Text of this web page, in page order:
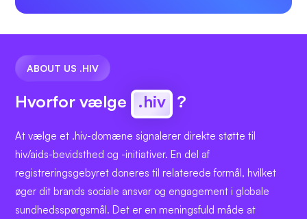
ABOUT US .HIV
Hvorfor vælge .hiv ?
At vælge et .hiv-domæne signalerer direkte støtte til
hiv/aids-bevidsthed og -initiativer. En del af
registreringsgebyret doneres til relaterede formål, hvilket
øger dit brands sociale ansvar og engagement i globale
sundhedsspørgsmål. Det er en meningsfuld måde at